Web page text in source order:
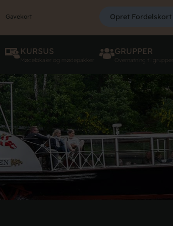
Opret Fordelskort
Gavekort
KURSUS
Mødelokaler og mødepakker
GRUPPER
Overnatning til grupper